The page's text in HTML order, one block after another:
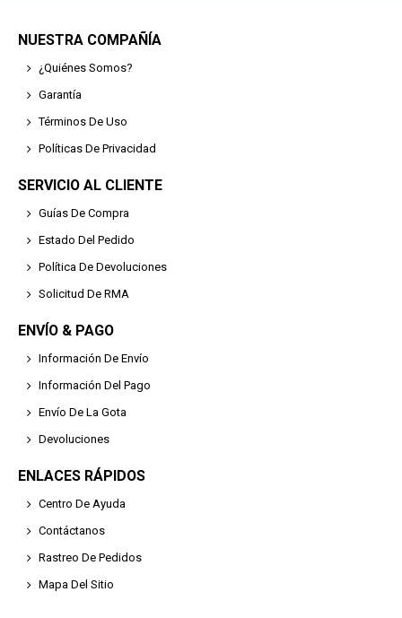
NUESTRA COMPAÑÍA
¿Quiénes Somos?
Garantía
Términos De Uso
Políticas De Privacidad
SERVICIO AL CLIENTE
Guías De Compra
Estado Del Pedido
Política De Devoluciones
Solicitud De RMA
ENVÍO & PAGO
Información De Envío
Información Del Pago
Envío De La Gota
Devoluciones
ENLACES RÁPIDOS
Centro De Ayuda
Contáctanos
Rastreo De Pedidos
Mapa Del Sitio